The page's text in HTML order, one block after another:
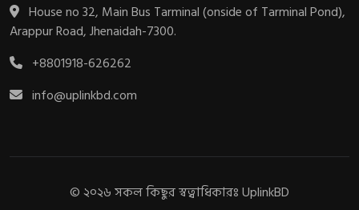
House no 32, Main Bus Tarminal (onside of Tarminal Pond),
Arappur Road, Jhenaidah-7300.
+8801918-626262
info@uplinkbd.com
© ২০২৬ সকল কিছুর স্বত্বাধিকারঃUplinkBD